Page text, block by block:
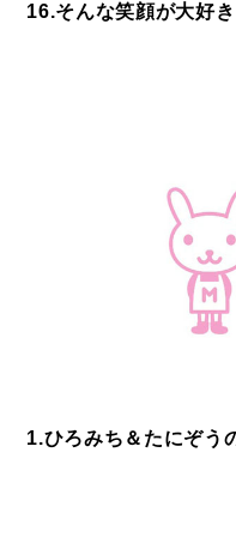
16.そんな笑顔が大好
1.ひろみち＆たにぞう